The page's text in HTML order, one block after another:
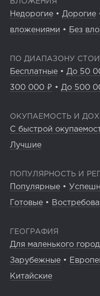
Недорогие • Дорогие
вложениями • Без
ПО ДИАПАЗОНУ
Бесплатные • До 50
300 000 ₽ • До 500
ОКУПАЕМОСТЬ И
С быстрой
Лучшие
ПОПУЛЯРНОСТЬ И
Популярные •
Готовые •
ГЕОГРАФИЯ
Для маленького
Зарубежные •
Китайские